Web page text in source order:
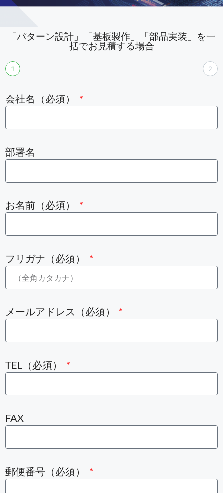
「パターン設計」「基板製作」「部品実装」を一
括でお見積する場合
1 2
会社名（必須）
部署名
お名前（必須）
フリガナ（必須）
メールアドレス（必須）
TEL（必須）
FAX
郵便番号（必須）